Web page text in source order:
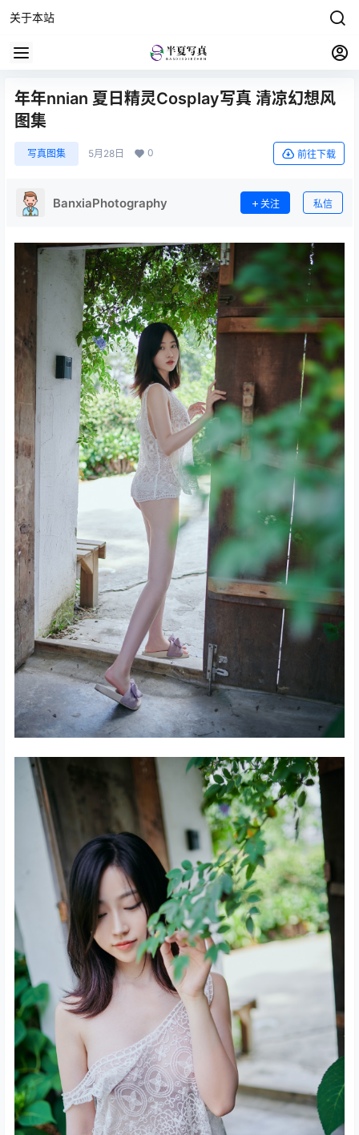
关于本站
年年nnian 夏日精灵Cosplay写真 清凉幻想风
图集
写真图集 5月28日 0 前往下载
BanxiaPhotography 关注 私信